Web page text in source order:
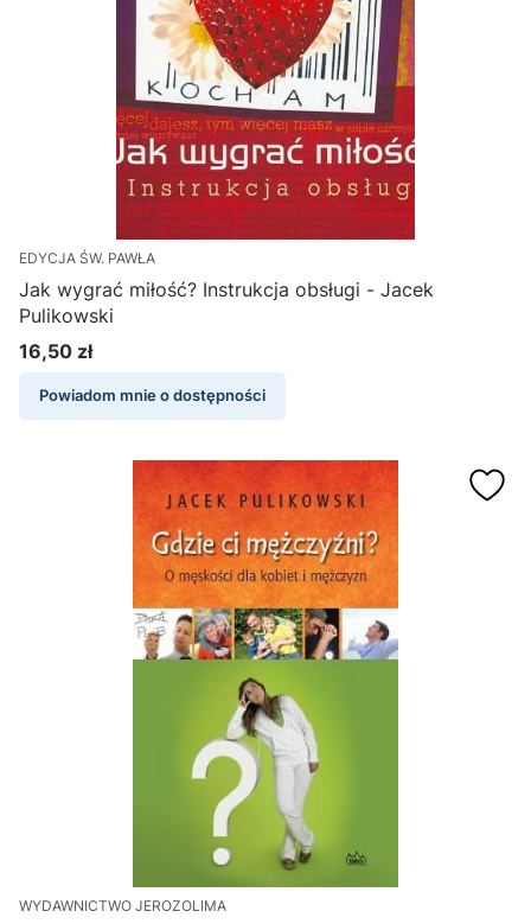
EDYCJA ŚW. PAWŁA
Jak wygrać miłość? Instrukcja obsługi - Jacek
Pulikowski
Cena
16,50 zł
Powiadom mnie o dostępności
WYDAWNICTWO JEROZOLIMA